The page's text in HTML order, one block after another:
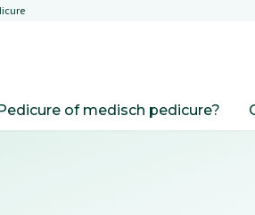
of medisch pedicure?